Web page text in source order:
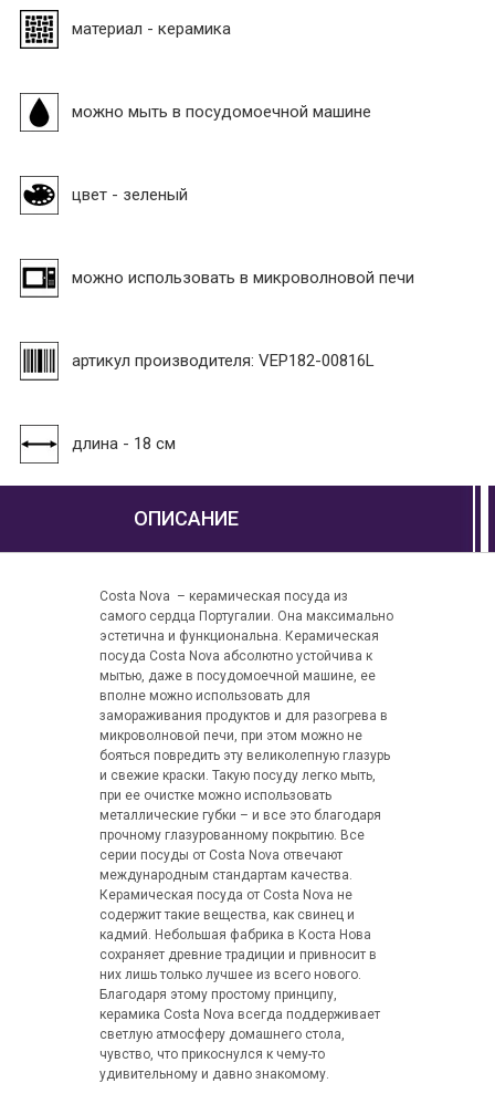
материал - керамика
можно мыть в посудомоечной машине
цвет - зеленый
можно использовать в микроволновой печи
артикул производителя: VEP182-00816L
длина - 18 см
ОПИСАНИЕ
Costa Nova – керамическая посуда из
самого сердца Португалии. Она максимально
эстетична и функциональна. Керамическая
посуда Costa Nova абсолютно устойчива к
мытью, даже в посудомоечной машине, ее
вполне можно использовать для
замораживания продуктов и для разогрева в
микроволновой печи, при этом можно не
бояться повредить эту великолепную глазурь
и свежие краски. Такую посуду легко мыть,
при ее очистке можно использовать
металлические губки – и все это благодаря
прочному глазурованному покрытию. Все
серии посуды от Costa Nova отвечают
международным стандартам качества.
Керамическая посуда от Costa Nova не
содержит такие вещества, как свинец и
кадмий. Небольшая фабрика в Коста Нова
сохраняет древние традиции и привносит в
них лишь только лучшее из всего нового.
Благодаря этому простому принципу,
керамика Costa Nova всегда поддерживает
светлую атмосферу домашнего стола,
чувство, что прикоснулся к чему-то
удивительному и давно знакомому.